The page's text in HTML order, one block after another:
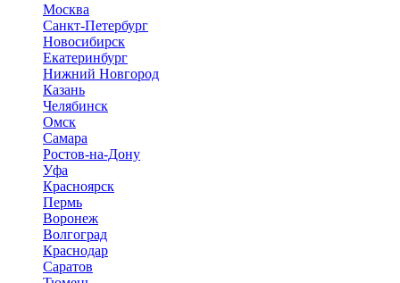
Москва
Санкт-Петербург
Новосибирск
Екатеринбург
Нижний Новгород
Казань
Челябинск
Омск
Самара
Ростов-на-Дону
Уфа
Красноярск
Пермь
Воронеж
Волгоград
Краснодар
Саратов